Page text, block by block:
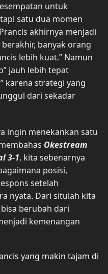
untuk
satu dua momen
akhirnya menjadi
banyak orang
lebih kuat.” Namun
jauh lebih tepat
karena strategi yang
dari sekadar
ingin menekankan satu
Okestream
3-1, kita sebenarnya
posisi,
setelah
nyata. Dari situlah kita
berubah dari
kemenangan
yang makin tajam di